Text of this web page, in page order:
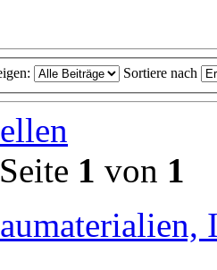
Sortiere nach
1 von 1